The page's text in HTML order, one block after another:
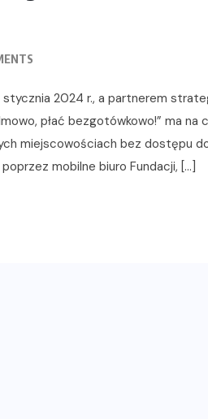
2024 r., a partnerem
płać bezgotówkowo!” ma na
miejscowościach bez dostępu
mobilne biuro Fundacji, […]